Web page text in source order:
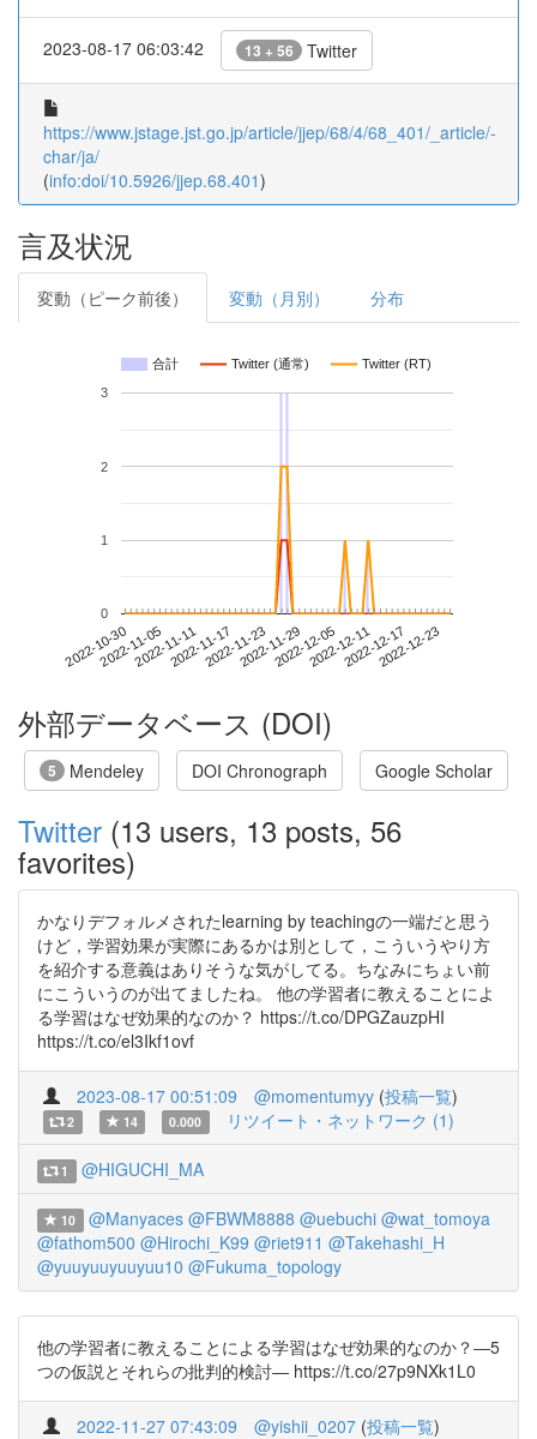
2023-08-17 06:03:42 13 + 56 Twitter
https://www.jstage.jst.go.jp/article/jjep/68/4/68_401/_article/-
char/ja/
(info:doi/10.5926/jjep.68.401)
言及状況
変動（ピーク前後） 変動（月別） 分布
合計 Twitter (通常) Twitter (RT)
2022-10-302022-11-052022-11-112022-11-172022-11-232022-11-292022-12-052022-12-112022-12-172022-12-23
0
1
2
3
外部データベース (DOI)
5 Mendeley DOI Chronograph Google Scholar
Twitter (13 users, 13 posts, 56
favorites)
かなりデフォルメされたlearning by teachingの一端だと思う
けど，学習効果が実際にあるかは別として，こういうやり方
を紹介する意義はありそうな気がしてる。ちなみにちょい前
にこういうのが出てましたね。 他の学習者に教えることによ
る学習はなぜ効果的なのか？ https://t.co/DPGZauzpHI
https://t.co/el3Ikf1ovf
2023-08-17 00:51:09 @momentumyy (投稿一覧)
2 14 0.000 リツイート・ネットワーク (1)
1 @HIGUCHI_MA
10 @Manyaces @FBWM8888 @uebuchi @wat_tomoya
@fathom500 @Hirochi_K99 @riet911 @Takehashi_H
@yuuyuuyuuyuu10 @Fukuma_topology
他の学習者に教えることによる学習はなぜ効果的なのか？―5
つの仮説とそれらの批判的検討― https://t.co/27p9NXk1L0
2022-11-27 07:43:09 @yishii_0207 (投稿一覧)